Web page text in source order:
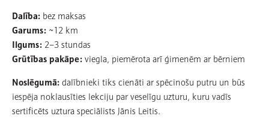
Dalība: bez maksas
Garums: ~12 km
Ilgums: 2–3 stundas
Grūtības pakāpe:viegla, piemērota arī ģimenēm ar bērniem
Noslēgumā:dalībnieki tiks cienāti ar spēcinošu putru un būs
iespēja noklausīties lekciju par veselīgu uzturu, kuru vadīs
sertificēts uztura speciālists Jānis Leitis.